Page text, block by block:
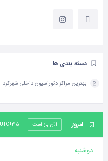
دسته بندی ها
بهترین مراکز دکوراسیون داخلی شهرکرد
امروز الان باز است UTC+3.5
دوشنبه